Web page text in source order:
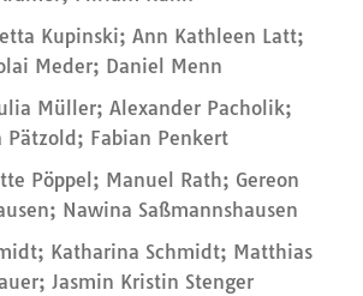
Kupinski; Ann Kathleen Latt;
Meder; Daniel Menn
Müller; Alexander Pacholik;
Pätzold; Fabian Penkert
Pöppel; Manuel Rath; Gereon
Nawina Saßmannshausen
Katharina Schmidt; Matthias
Jasmin Kristin Stenger